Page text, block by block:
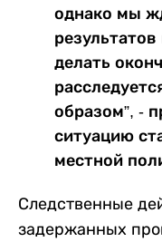
однако мы
делать
образом”, -
ситуацию
местной
Следственные
задержанных